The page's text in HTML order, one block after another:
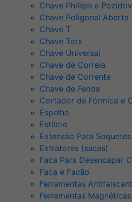
Chave Phillips e Pozidriv
Chave Poligonal Aberta
Chave T
Chave Torx
Chave Universal
Chave de Correia
Chave de Corrente
Chave de Fenda
Cortador de Fórmica e
Espelho
Estilete
Extensão Para
Extratores (sacas)
Faca Para Desencapar
Faca e Facão
Ferramentas
Ferramentas Magnéticas